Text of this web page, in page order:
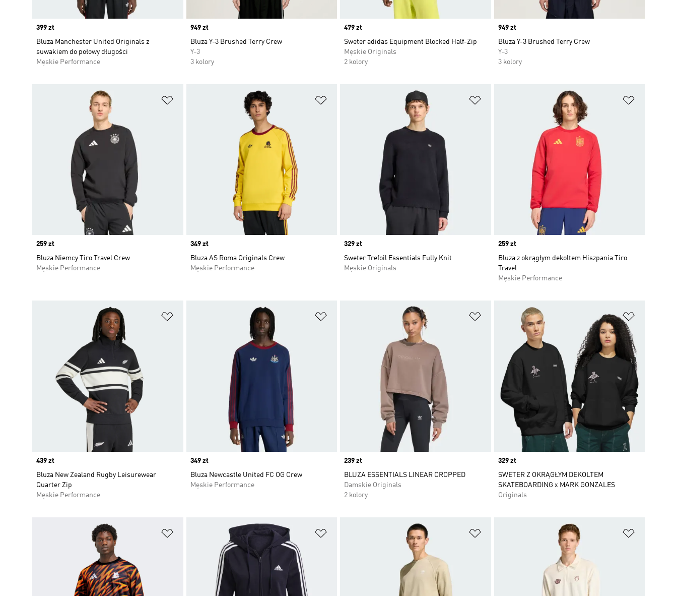
Price
399 zł
Bluza Manchester United Originals z
suwakiem do połowy długości
Męskie Performance
Price
949 zł
Bluza Y-3 Brushed Terry Crew
Y-3
3 kolory
Price
479 zł
Sweter adidas Equipment Blocked Half-Zip
Męskie Originals
2 kolory
Price
949 zł
Bluza Y-3 Brushed Terry Crew
Y-3
3 kolory
Dodaj do listy życzeń
Price
259 zł
Bluza Niemcy Tiro Travel Crew
Męskie Performance
Price
349 zł
Bluza AS Roma Originals Crew
Męskie Performance
Price
329 zł
Sweter Trefoil Essentials Fully Knit
Męskie Originals
Price
259 zł
Bluza z okrągłym dekoltem Hiszpania Tiro
Travel
Męskie Performance
Price
439 zł
Bluza New Zealand Rugby Leisurewear
Quarter Zip
Męskie Performance
Price
349 zł
Bluza Newcastle United FC OG Crew
Męskie Performance
Dodaj do listy życzeń
Price
239 zł
BLUZA ESSENTIALS LINEAR CROPPED
Damskie Originals
2 kolory
Price
329 zł
SWETER Z OKRĄGŁYM DEKOLTEM
SKATEBOARDING x MARK GONZALES
Originals
Dodaj do listy życzeń